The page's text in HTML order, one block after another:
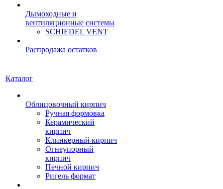
Дымоходные и
вентиляционные системы
SCHIEDEL VENT
Распродажа остатков
Каталог
Облицовочный кирпич
Ручная формовка
Керамический
кирпич
Клинкерный кирпич
Огнеупорный
кирпич
Печной кирпич
Ригель формат